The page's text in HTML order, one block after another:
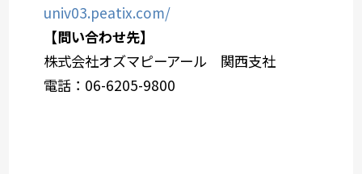
univ03.peatix.com/
【問い合わせ先】
株式会社オズマピーアール 関西支社
電話：06-6205-9800